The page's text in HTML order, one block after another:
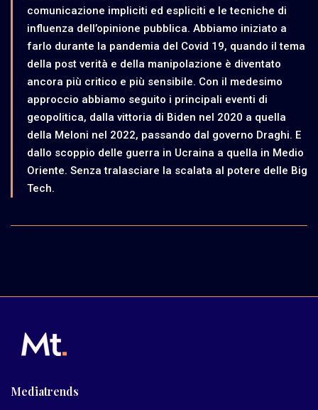
comunicazione impliciti ed espliciti e le tecniche di
influenza dell’opinione pubblica. Abbiamo iniziato a
farlo durante la pandemia del Covid 19, quando il tema
della post verità e della manipolazione è diventato
ancora più critico e più sensibile. Con il medesimo
approccio abbiamo seguito i principali eventi di
geopolitica, dalla vittoria di Biden nel 2020 a quella
della Meloni nel 2022, passando dal governo Draghi. E
dallo scoppio delle guerra in Ucraina a quella in Medio
Oriente. Senza tralasciare la scalata al potere delle Big
Tech.
Mediatrends